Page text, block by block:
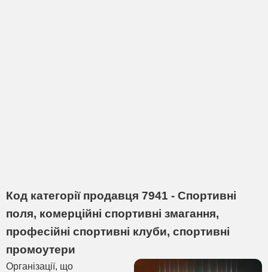
Код категорії продавця 7941 - Спортивні
поля, комерційні спортивні змагання,
професійні спортивні клуби, спортивні
промоутери
Організації, що